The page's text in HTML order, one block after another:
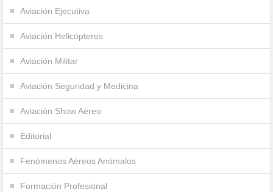
Aviación Ejecutiva
Aviación Helicópteros
Aviación Militar
Aviación Seguridad y Medicina
Aviación Show Aéreo
Editorial
Fenómenos Aéreos Anómalos
Formación Profesional